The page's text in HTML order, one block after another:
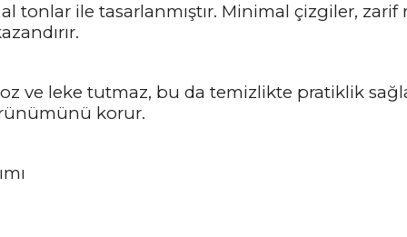
tonlar ile tasarlanmıştır. Minimal çizgiler, zarif
toz ve leke tutmaz, bu da temizlikte pratiklik
korur.